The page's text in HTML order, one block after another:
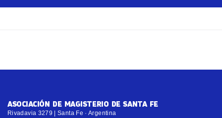
ASOCIACIÓN DE MAGISTERIO DE SANTA FE
Rivadavia 3279 | Santa Fe · Argentina